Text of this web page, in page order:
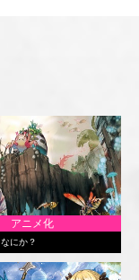
アニメ化
にか？